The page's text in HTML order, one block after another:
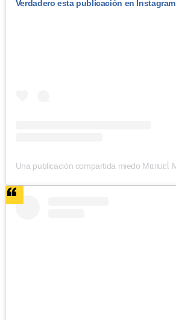
Verdadero esta publicación en Instagram